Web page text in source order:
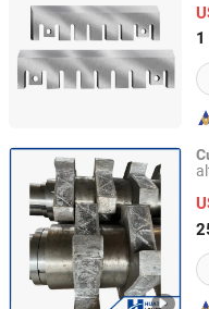
Anhui, China
Shijiazhuang Huatao
Hebei, China